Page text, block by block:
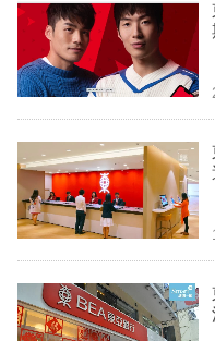
職
場
生
時
事
欄
訂